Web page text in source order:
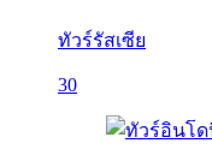
ทัวร์รัสเซีย
30